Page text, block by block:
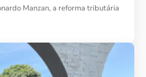
Manzan, a reforma tributária